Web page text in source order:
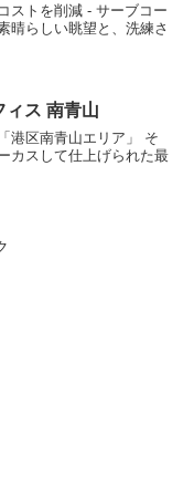
ストを削減 - サーブコー
晴らしい眺望と、洗練さ
ィス 南青山
港区南青山エリア」 そ
カスして仕上げられた最